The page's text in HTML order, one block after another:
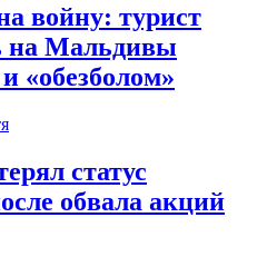
войну: турист
на Мальдивы
«обезболом»
статус
обвала акций